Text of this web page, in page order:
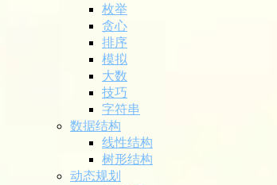
枚举
贪心
排序
模拟
大数
技巧
字符串
数据结构
线性结构
树形结构
动态规划